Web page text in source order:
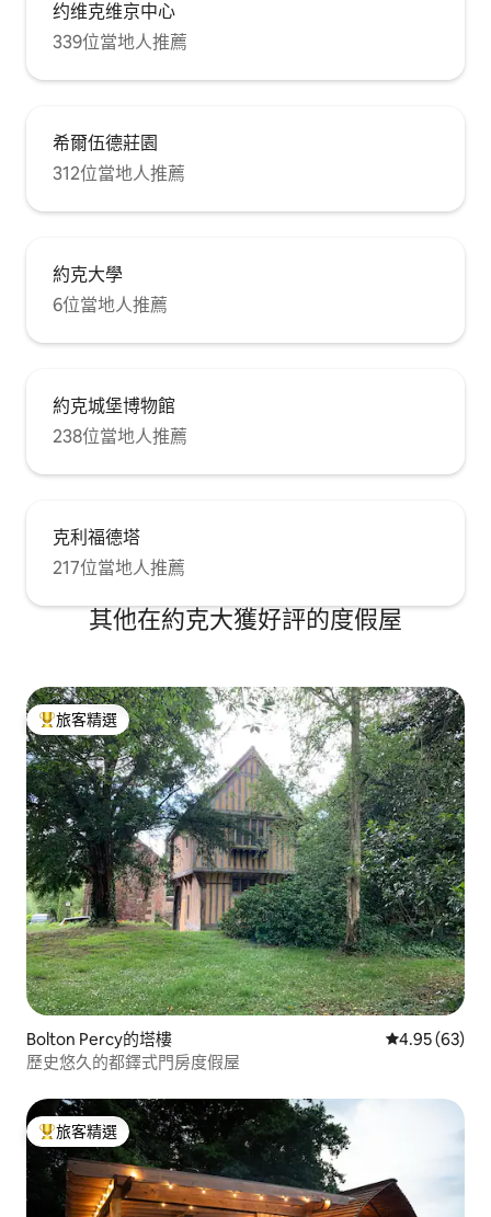
機、烤麵包機等。洗衣機、蒸汽熨斗和熨
衣板。 按標有「Evagora-Campbell」的前
觀公寓。 公寓位於我們的家庭住宅內，但
和一日遊景點的建議。 「Atelier 22
York」位於約克的「文化區」，從約克郡
博物館、皇家劇院、約克藝術畫廊和大教
堂步行幾分鐘即可抵達。 距離市內頂級餐
Cochon Aveugle，以及許多酒吧和酒吧；
夜間輕鬆漫步回家。 Stonegate和
Shambles的中世紀建築修復得很漂亮，為
最後一刻的購物提供了完美的環境。 約克
的許多景點，包括The Minster、約克郡博
堡博物館、國家鐵路博物館、城市牆、皇
家劇院、城市銀幕電影院、Betty 's著名的
茶室都在步行5-10分鐘的距離內，以及美
了。因此，完全不需要汽車、計程車/巴
的 3 世紀羅馬多角塔帶您進入市中心的步
行區。 約克車站（有前往惠特比、霍華德
城堡、噴泉修道院和海岸的觀光巴士站）
步行8分鐘。 從「Cycle Heaven」租用單
車也在約克車站。 公寓有13個室外台階。
约维克维京中心
339位當地人推薦
希爾伍德莊園
312位當地人推薦
約克大學
6位當地人推薦
約克城堡博物館
238位當地人推薦
克利福德塔
217位當地人推薦
其他在約克大獲好評的度假屋
旅客精選榜首
旅客精選
Bolton Percy的塔樓 從 63 則評價
4.95 (63)
歷史悠久的都鐸式門房度假屋
旅客精選榜首
旅客精選